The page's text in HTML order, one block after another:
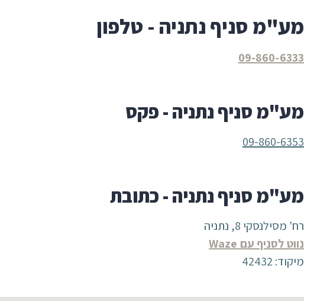
מע"מ סניף נתניה - טלפון
09-860-6333
מע"מ סניף נתניה - פקס
09-860-6353
מע"מ סניף נתניה - כתובת
רח' מסילנסקי 8, נתניה
נווט לסניף עם Waze
מיקוד: 42432